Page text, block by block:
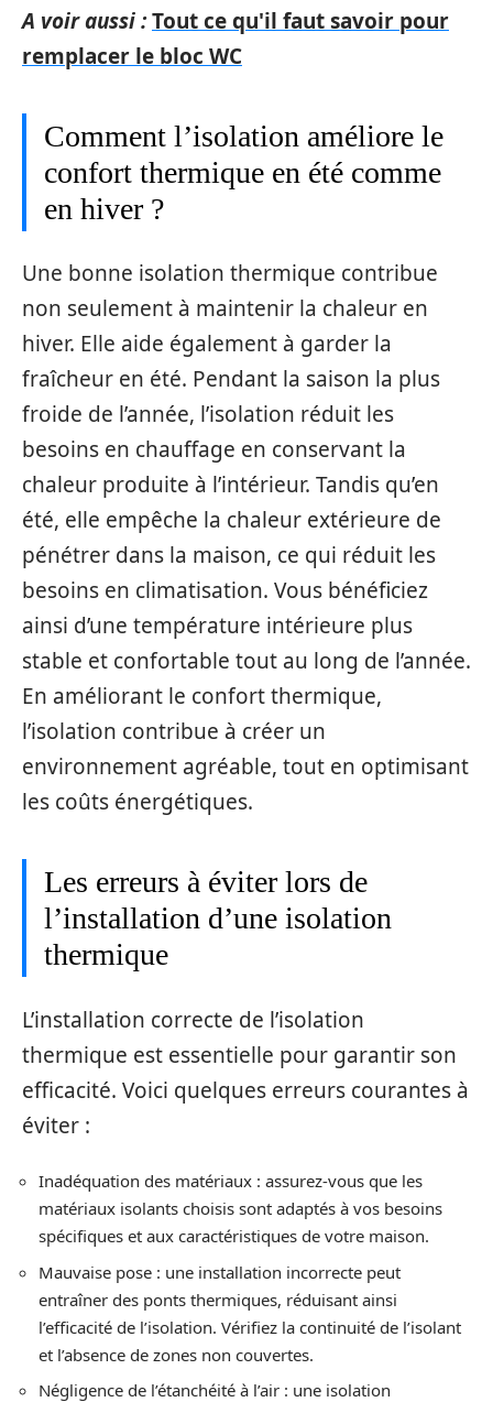
A voir aussi :Tout ce qu'il faut savoir pour
remplacer le bloc WC
Comment l’isolation améliore le
confort thermique en été comme
en hiver ?
Une bonne isolation thermique contribue
non seulement à maintenir la chaleur en
hiver. Elle aide également à garder la
fraîcheur en été. Pendant la saison la plus
froide de l’année, l’isolation réduit les
besoins en chauffage en conservant la
chaleur produite à l’intérieur. Tandis qu’en
été, elle empêche la chaleur extérieure de
pénétrer dans la maison, ce qui réduit les
besoins en climatisation. Vous bénéficiez
ainsi d’une température intérieure plus
stable et confortable tout au long de l’année.
En améliorant le confort thermique,
l’isolation contribue à créer un
environnement agréable, tout en optimisant
les coûts énergétiques.
Les erreurs à éviter lors de
l’installation d’une isolation
thermique
L’installation correcte de l’isolation
thermique est essentielle pour garantir son
efficacité. Voici quelques erreurs courantes à
éviter :
Inadéquation des matériaux : assurez-vous que les
matériaux isolants choisis sont adaptés à vos besoins
spécifiques et aux caractéristiques de votre maison.
Mauvaise pose : une installation incorrecte peut
entraîner des ponts thermiques, réduisant ainsi
l’efficacité de l’isolation. Vérifiez la continuité de l’isolant
et l’absence de zones non couvertes.
Négligence de l’étanchéité à l’air : une isolation